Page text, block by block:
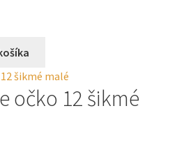
očko 12 šikmé